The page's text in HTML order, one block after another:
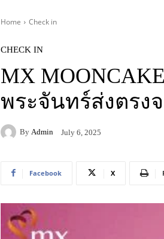
Home Check in
CHECK IN
MX
พระจันทร์ส่งตรง
By Admin July 6, 2025
Facebook X